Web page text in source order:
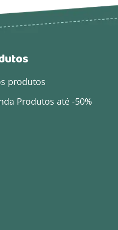
produtos
Produtos até -50%